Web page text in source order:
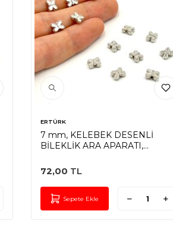
ERTÜRK
7 mm, KELEBEK DESENLİ
BİLEKLİK ARA APARATI,
72,00 TL
Sepete Ekle